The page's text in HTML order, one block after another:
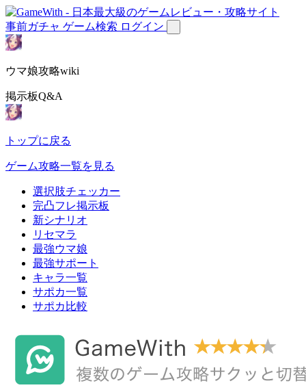
事前ガチャ ゲーム検索 ログイン
ウマ娘攻略wiki
掲示板Q&A
トップに戻る
ゲーム攻略一覧を見る
選択肢チェッカー
完凸フレ掲示板
新シナリオ
リセマラ
最強ウマ娘
最強サポート
キャラ一覧
サポカ一覧
サポカ比較